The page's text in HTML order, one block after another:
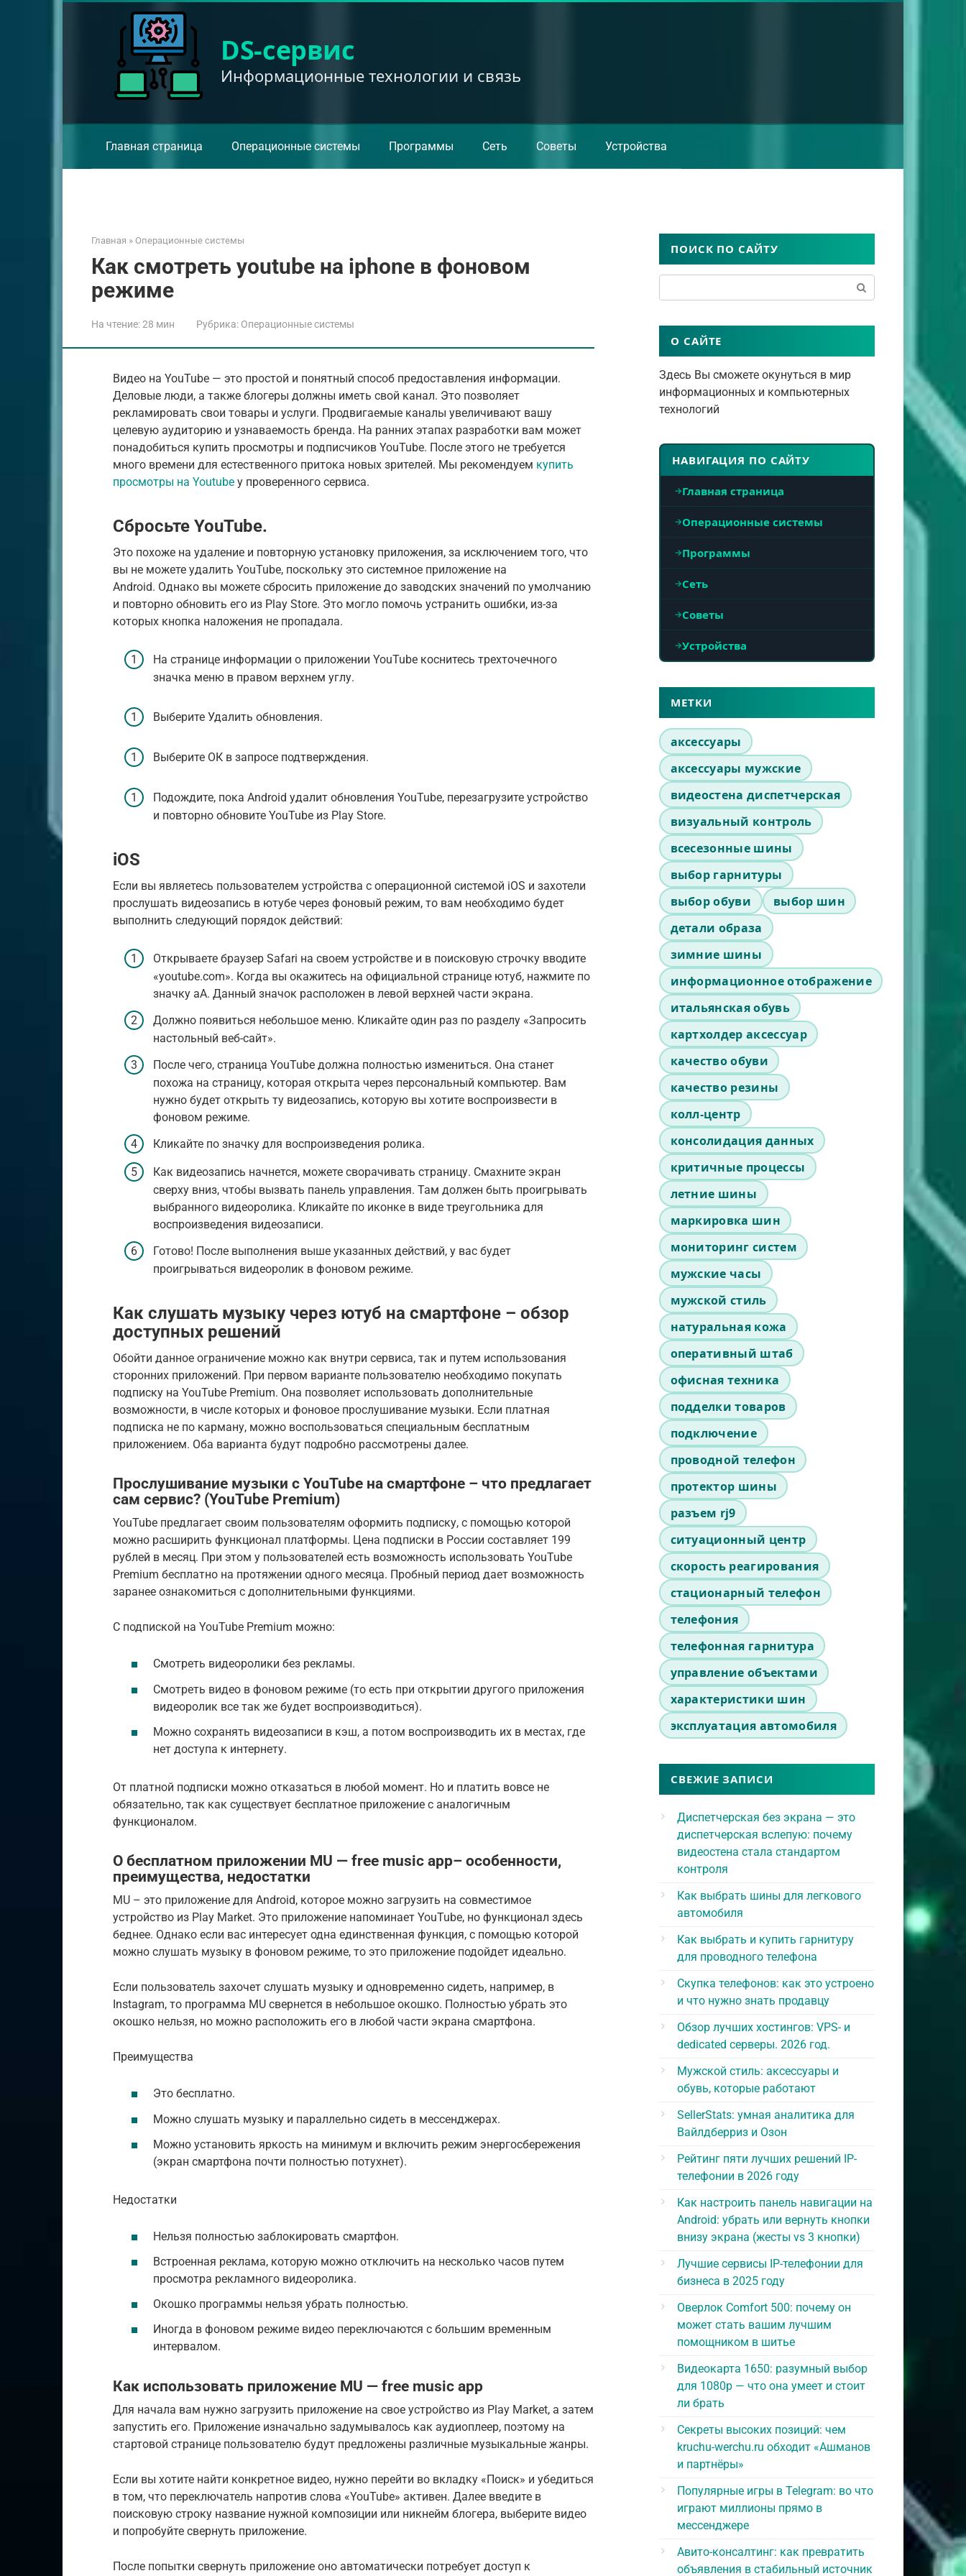
DS-сервис
Информационные технологии и связь
Главная страница Операционные системы Программы Сеть Советы Устройства
Главная » Операционные системы
Как смотреть youtube на iphone в фоновом
режиме
На чтение:28 мин Рубрика: Операционные системы
Видео на YouTube — это простой и понятный способ предоставления информации.
Деловые люди, а также блогеры должны иметь свой канал. Это позволяет
рекламировать свои товары и услуги. Продвигаемые каналы увеличивают вашу
целевую аудиторию и узнаваемость бренда. На ранних этапах разработки вам может
понадобиться купить просмотры и подписчиков YouTube. После этого не требуется
много времени для естественного притока новых зрителей. Мы рекомендуем купить
просмотры на Youtube у проверенного сервиса.
Сбросьте YouTube.
Это похоже на удаление и повторную установку приложения, за исключением того, что
вы не можете удалить YouTube, поскольку это системное приложение на
Android. Однако вы можете сбросить приложение до заводских значений по умолчанию
и повторно обновить его из Play Store. Это могло помочь устранить ошибки, из-за
которых кнопка наложения не пропадала.
На странице информации о приложении YouTube коснитесь трехточечного
значка меню в правом верхнем углу.
Выберите Удалить обновления.
Выберите ОК в запросе подтверждения.
Подождите, пока Android удалит обновления YouTube, перезагрузите устройство
и повторно обновите YouTube из Play Store.
iOS
Если вы являетесь пользователем устройства с операционной системой iOS и захотели
прослушать видеозапись в ютубе через фоновый режим, то вам необходимо будет
выполнить следующий порядок действий:
Открываете браузер Safari на своем устройстве и в поисковую строчку вводите
«youtube.com». Когда вы окажитесь на официальной странице ютуб, нажмите по
значку аА. Данный значок расположен в левой верхней части экрана.
Должно появиться небольшое меню. Кликайте один раз по разделу «Запросить
настольный веб-сайт».
После чего, страница YouTube должна полностью измениться. Она станет
похожа на страницу, которая открыта через персональный компьютер. Вам
нужно будет открыть ту видеозапись, которую вы хотите воспроизвести в
фоновом режиме.
Кликайте по значку для воспроизведения ролика.
Как видеозапись начнется, можете сворачивать страницу. Смахните экран
сверху вниз, чтобы вызвать панель управления. Там должен быть проигрывать
выбранного видеоролика. Кликайте по иконке в виде треугольника для
воспроизведения видеозаписи.
Готово! После выполнения выше указанных действий, у вас будет
проигрываться видеоролик в фоновом режиме.
Как слушать музыку через ютуб на смартфоне – обзор
доступных решений
Обойти данное ограничение можно как внутри сервиса, так и путем использования
сторонних приложений. При первом варианте пользователю необходимо покупать
подписку на YouTube Premium. Она позволяет использовать дополнительные
возможности, в числе которых и фоновое прослушивание музыки. Если платная
подписка не по карману, можно воспользоваться специальным бесплатным
приложением. Оба варианта будут подробно рассмотрены далее.
Прослушивание музыки с YouTube на смартфоне – что предлагает
сам сервис? (YouTube Premium)
YouTube предлагает своим пользователям оформить подписку, с помощью которой
можно расширить функционал платформы. Цена подписки в России составляет 199
рублей в месяц. При этом у пользователей есть возможность использовать YouTube
Premium бесплатно на протяжении одного месяца. Пробный период дает возможность
заранее ознакомиться с дополнительными функциями.
С подпиской на YouTube Premium можно:
Смотреть видеоролики без рекламы.
Смотреть видео в фоновом режиме (то есть при открытии другого приложения
видеоролик все так же будет воспроизводиться).
Можно сохранять видеозаписи в кэш, а потом воспроизводить их в местах, где
нет доступа к интернету.
От платной подписки можно отказаться в любой момент. Но и платить вовсе не
обязательно, так как существует бесплатное приложение с аналогичным
функционалом.
О бесплатном приложении MU — free music app– особенности,
преимущества, недостатки
MU – это приложение для Android, которое можно загрузить на совместимое
устройство из Play Market. Это приложение напоминает YouTube, но функционал здесь
беднее. Однако если вас интересует одна единственная функция, с помощью которой
можно слушать музыку в фоновом режиме, то это приложение подойдет идеально.
Если пользователь захочет слушать музыку и одновременно сидеть, например, в
Instagram, то программа MU свернется в небольшое окошко. Полностью убрать это
окошко нельзя, но можно расположить его в любой части экрана смартфона.
Преимущества
Это бесплатно.
Можно слушать музыку и параллельно сидеть в мессенджерах.
Можно установить яркость на минимум и включить режим энергосбережения
(экран смартфона почти полностью потухнет).
Недостатки
Нельзя полностью заблокировать смартфон.
Встроенная реклама, которую можно отключить на несколько часов путем
просмотра рекламного видеоролика.
Окошко программы нельзя убрать полностью.
Иногда в фоновом режиме видео переключаются с большим временным
интервалом.
Как использовать приложение MU — free music app
Для начала вам нужно загрузить приложение на свое устройство из Play Market, а затем
запустить его. Приложение изначально задумывалось как аудиоплеер, поэтому на
стартовой странице пользователю будут предложены различные музыкальные жанры.
Если вы хотите найти конкретное видео, нужно перейти во вкладку «Поиск» и убедиться
в том, что переключатель напротив слова «YouTube» активен. Далее введите в
поисковую строку название нужной композиции или никнейм блогера, выберите видео
и попробуйте свернуть приложение.
После попытки свернуть приложение оно автоматически потребует доступ к
ПОИСК ПО САЙТУ
О САЙТЕ
Здесь Вы сможете окунуться в мир
информационных и компьютерных
технологий
НАВИГАЦИЯ ПО САЙТУ
Главная страница
Операционные системы
Программы
Сеть
Советы
Устройства
МЕТКИ
аксессуары
аксессуары мужские
видеостена диспетчерская
визуальный контроль
всесезонные шины
выбор гарнитуры
выбор обуви
выбор шин
детали образа
зимние шины
информационное отображение
итальянская обувь
картхолдер аксессуар
качество обуви
качество резины
колл-центр
консолидация данных
критичные процессы
летние шины
маркировка шин
мониторинг систем
мужские часы
мужской стиль
натуральная кожа
оперативный штаб
офисная техника
подделки товаров
подключение
проводной телефон
протектор шины
разъем rj9
ситуационный центр
скорость реагирования
стационарный телефон
телефония
телефонная гарнитура
управление объектами
характеристики шин
эксплуатация автомобиля
СВЕЖИЕ ЗАПИСИ
Диспетчерская без экрана — это
диспетчерская вслепую: почему
видеостена стала стандартом
контроля
Как выбрать шины для легкового
автомобиля
Как выбрать и купить гарнитуру
для проводного телефона
Скупка телефонов: как это устроено
и что нужно знать продавцу
Обзор лучших хостингов: VPS- и
dedicated серверы. 2026 год.
Мужской стиль: аксессуары и
обувь, которые работают
SellerStats: умная аналитика для
Вайлдберриз и Озон
Рейтинг пяти лучших решений IP-
телефонии в 2026 году
Как настроить панель навигации на
Android: убрать или вернуть кнопки
внизу экрана (жесты vs 3 кнопки)
Лучшие сервисы IP-телефонии для
бизнеса в 2025 году
Оверлок Comfort 500: почему он
может стать вашим лучшим
помощником в шитье
Видеокарта 1650: разумный выбор
для 1080p — что она умеет и стоит
ли брать
Секреты высоких позиций: чем
kruchu-werchu.ru обходит «Ашманов
и партнёры»
Популярные игры в Telegram: во что
играют миллионы прямо в
мессенджере
Авито-консалтинг: как превратить
объявления в стабильный источник